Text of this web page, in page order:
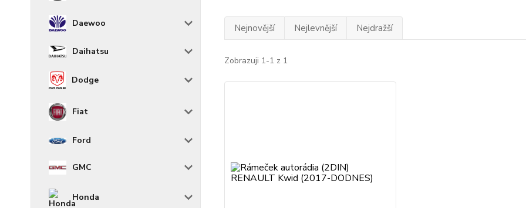
Daewoo
Daihatsu
Dodge
Fiat
Ford
GMC
Honda
Nejnovější Nejlevnější Nejdražší
Zobrazuji 1-1 z 1